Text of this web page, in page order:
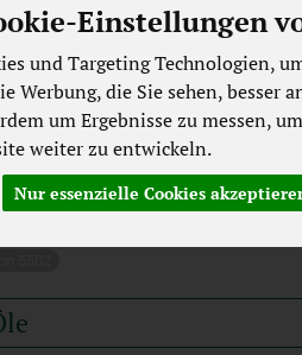
Einstellungen
und Targeting Technologien,
Werbung, die Sie sehen, besser
um Ergebnisse zu messen,
weiter zu entwickeln.
Nur essenzielle Cookies
Spezialitäten
Backwaren Getränke
Laktosefrei Großgebinde